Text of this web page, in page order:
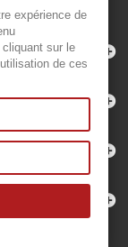
expérience de
sur le
de ces